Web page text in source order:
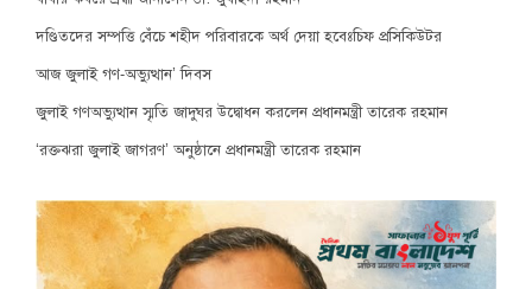
দণ্ডিতদের সম্পত্তি বেঁচে শহীদ পরিবারকে অর্থ দেয়া হবেঃচিফ প্রসিকিউটর
আজ জুলাই গণ-অভ্যুত্থান’ দিবস
জুলাই গণঅভ্যুত্থান স্মৃতি জাদুঘর উদ্বোধন করলেন প্রধানমন্ত্রী তারেক রহমান
‘রক্তঝরা জুলাই জাগরণ’ অনুষ্ঠানে প্রধানমন্ত্রী তারেক রহমান